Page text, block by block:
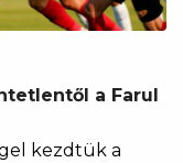
a Farul
kezdtük a